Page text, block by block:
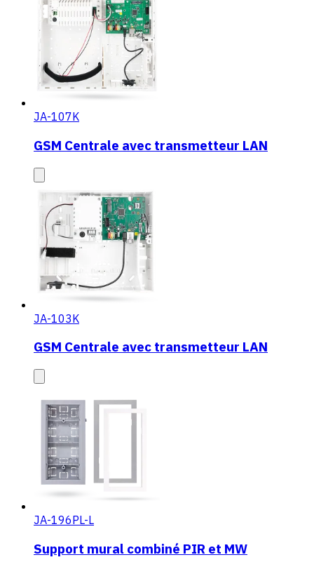
JA-107K
GSM Centrale avec transmetteur LAN
JA-103K
GSM Centrale avec transmetteur LAN
JA-196PL-L
Support mural combiné PIR et MW